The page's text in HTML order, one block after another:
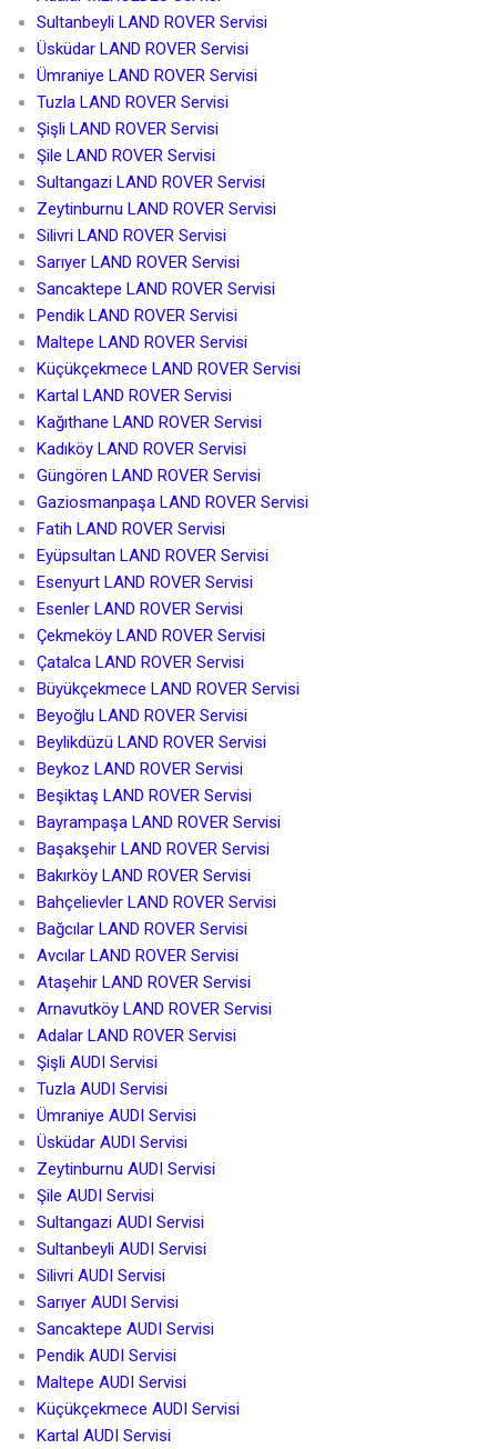
Sultanbeyli LAND ROVER Servisi
Üsküdar LAND ROVER Servisi
Ümraniye LAND ROVER Servisi
Tuzla LAND ROVER Servisi
Şişli LAND ROVER Servisi
Şile LAND ROVER Servisi
Sultangazi LAND ROVER Servisi
Zeytinburnu LAND ROVER Servisi
Silivri LAND ROVER Servisi
Sarıyer LAND ROVER Servisi
Sancaktepe LAND ROVER Servisi
Pendik LAND ROVER Servisi
Maltepe LAND ROVER Servisi
Küçükçekmece LAND ROVER Servisi
Kartal LAND ROVER Servisi
Kağıthane LAND ROVER Servisi
Kadıköy LAND ROVER Servisi
Güngören LAND ROVER Servisi
Gaziosmanpaşa LAND ROVER Servisi
Fatih LAND ROVER Servisi
Eyüpsultan LAND ROVER Servisi
Esenyurt LAND ROVER Servisi
Esenler LAND ROVER Servisi
Çekmeköy LAND ROVER Servisi
Çatalca LAND ROVER Servisi
Büyükçekmece LAND ROVER Servisi
Beyoğlu LAND ROVER Servisi
Beylikdüzü LAND ROVER Servisi
Beykoz LAND ROVER Servisi
Beşiktaş LAND ROVER Servisi
Bayrampaşa LAND ROVER Servisi
Başakşehir LAND ROVER Servisi
Bakırköy LAND ROVER Servisi
Bahçelievler LAND ROVER Servisi
Bağcılar LAND ROVER Servisi
Avcılar LAND ROVER Servisi
Ataşehir LAND ROVER Servisi
Arnavutköy LAND ROVER Servisi
Adalar LAND ROVER Servisi
Şişli AUDI Servisi
Tuzla AUDI Servisi
Ümraniye AUDI Servisi
Üsküdar AUDI Servisi
Zeytinburnu AUDI Servisi
Şile AUDI Servisi
Sultangazi AUDI Servisi
Sultanbeyli AUDI Servisi
Silivri AUDI Servisi
Sarıyer AUDI Servisi
Sancaktepe AUDI Servisi
Pendik AUDI Servisi
Maltepe AUDI Servisi
Küçükçekmece AUDI Servisi
Kartal AUDI Servisi